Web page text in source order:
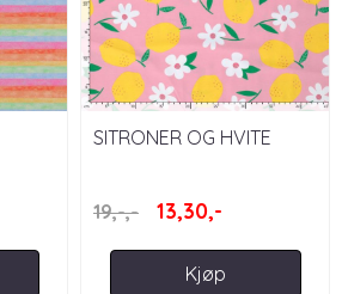
SITRONER OG HVITE
19,-,-
13,30,-
Kjøp